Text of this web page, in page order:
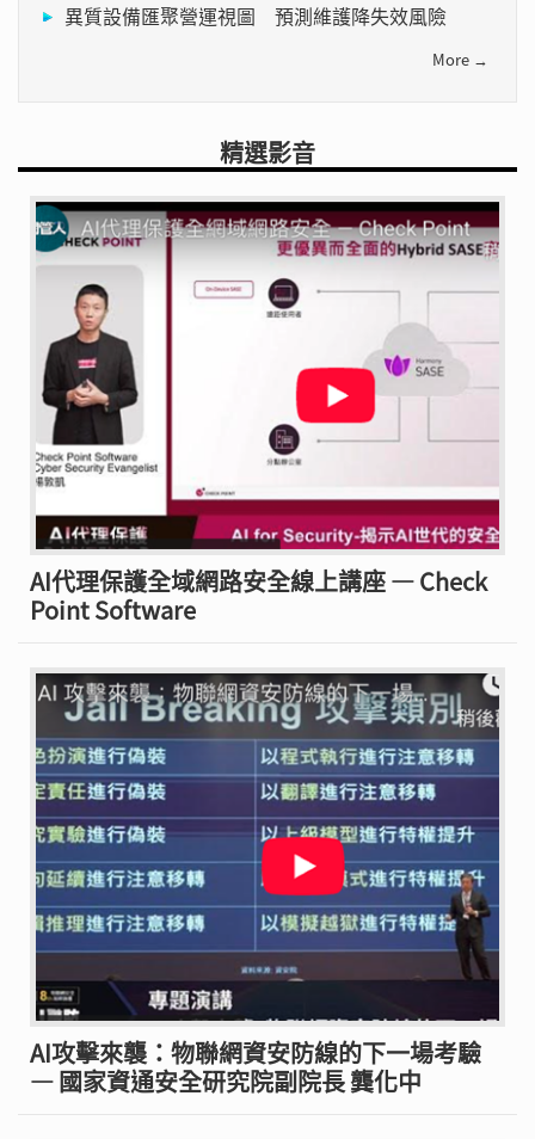
異質設備匯聚營運視圖 預測維護降失效風險
More →
精選影音
AI代理保護全域網路安全線上講座 — Check
Point Software
AI攻擊來襲：物聯網資安防線的下一場考驗
— 國家資通安全研究院副院長 龔化中